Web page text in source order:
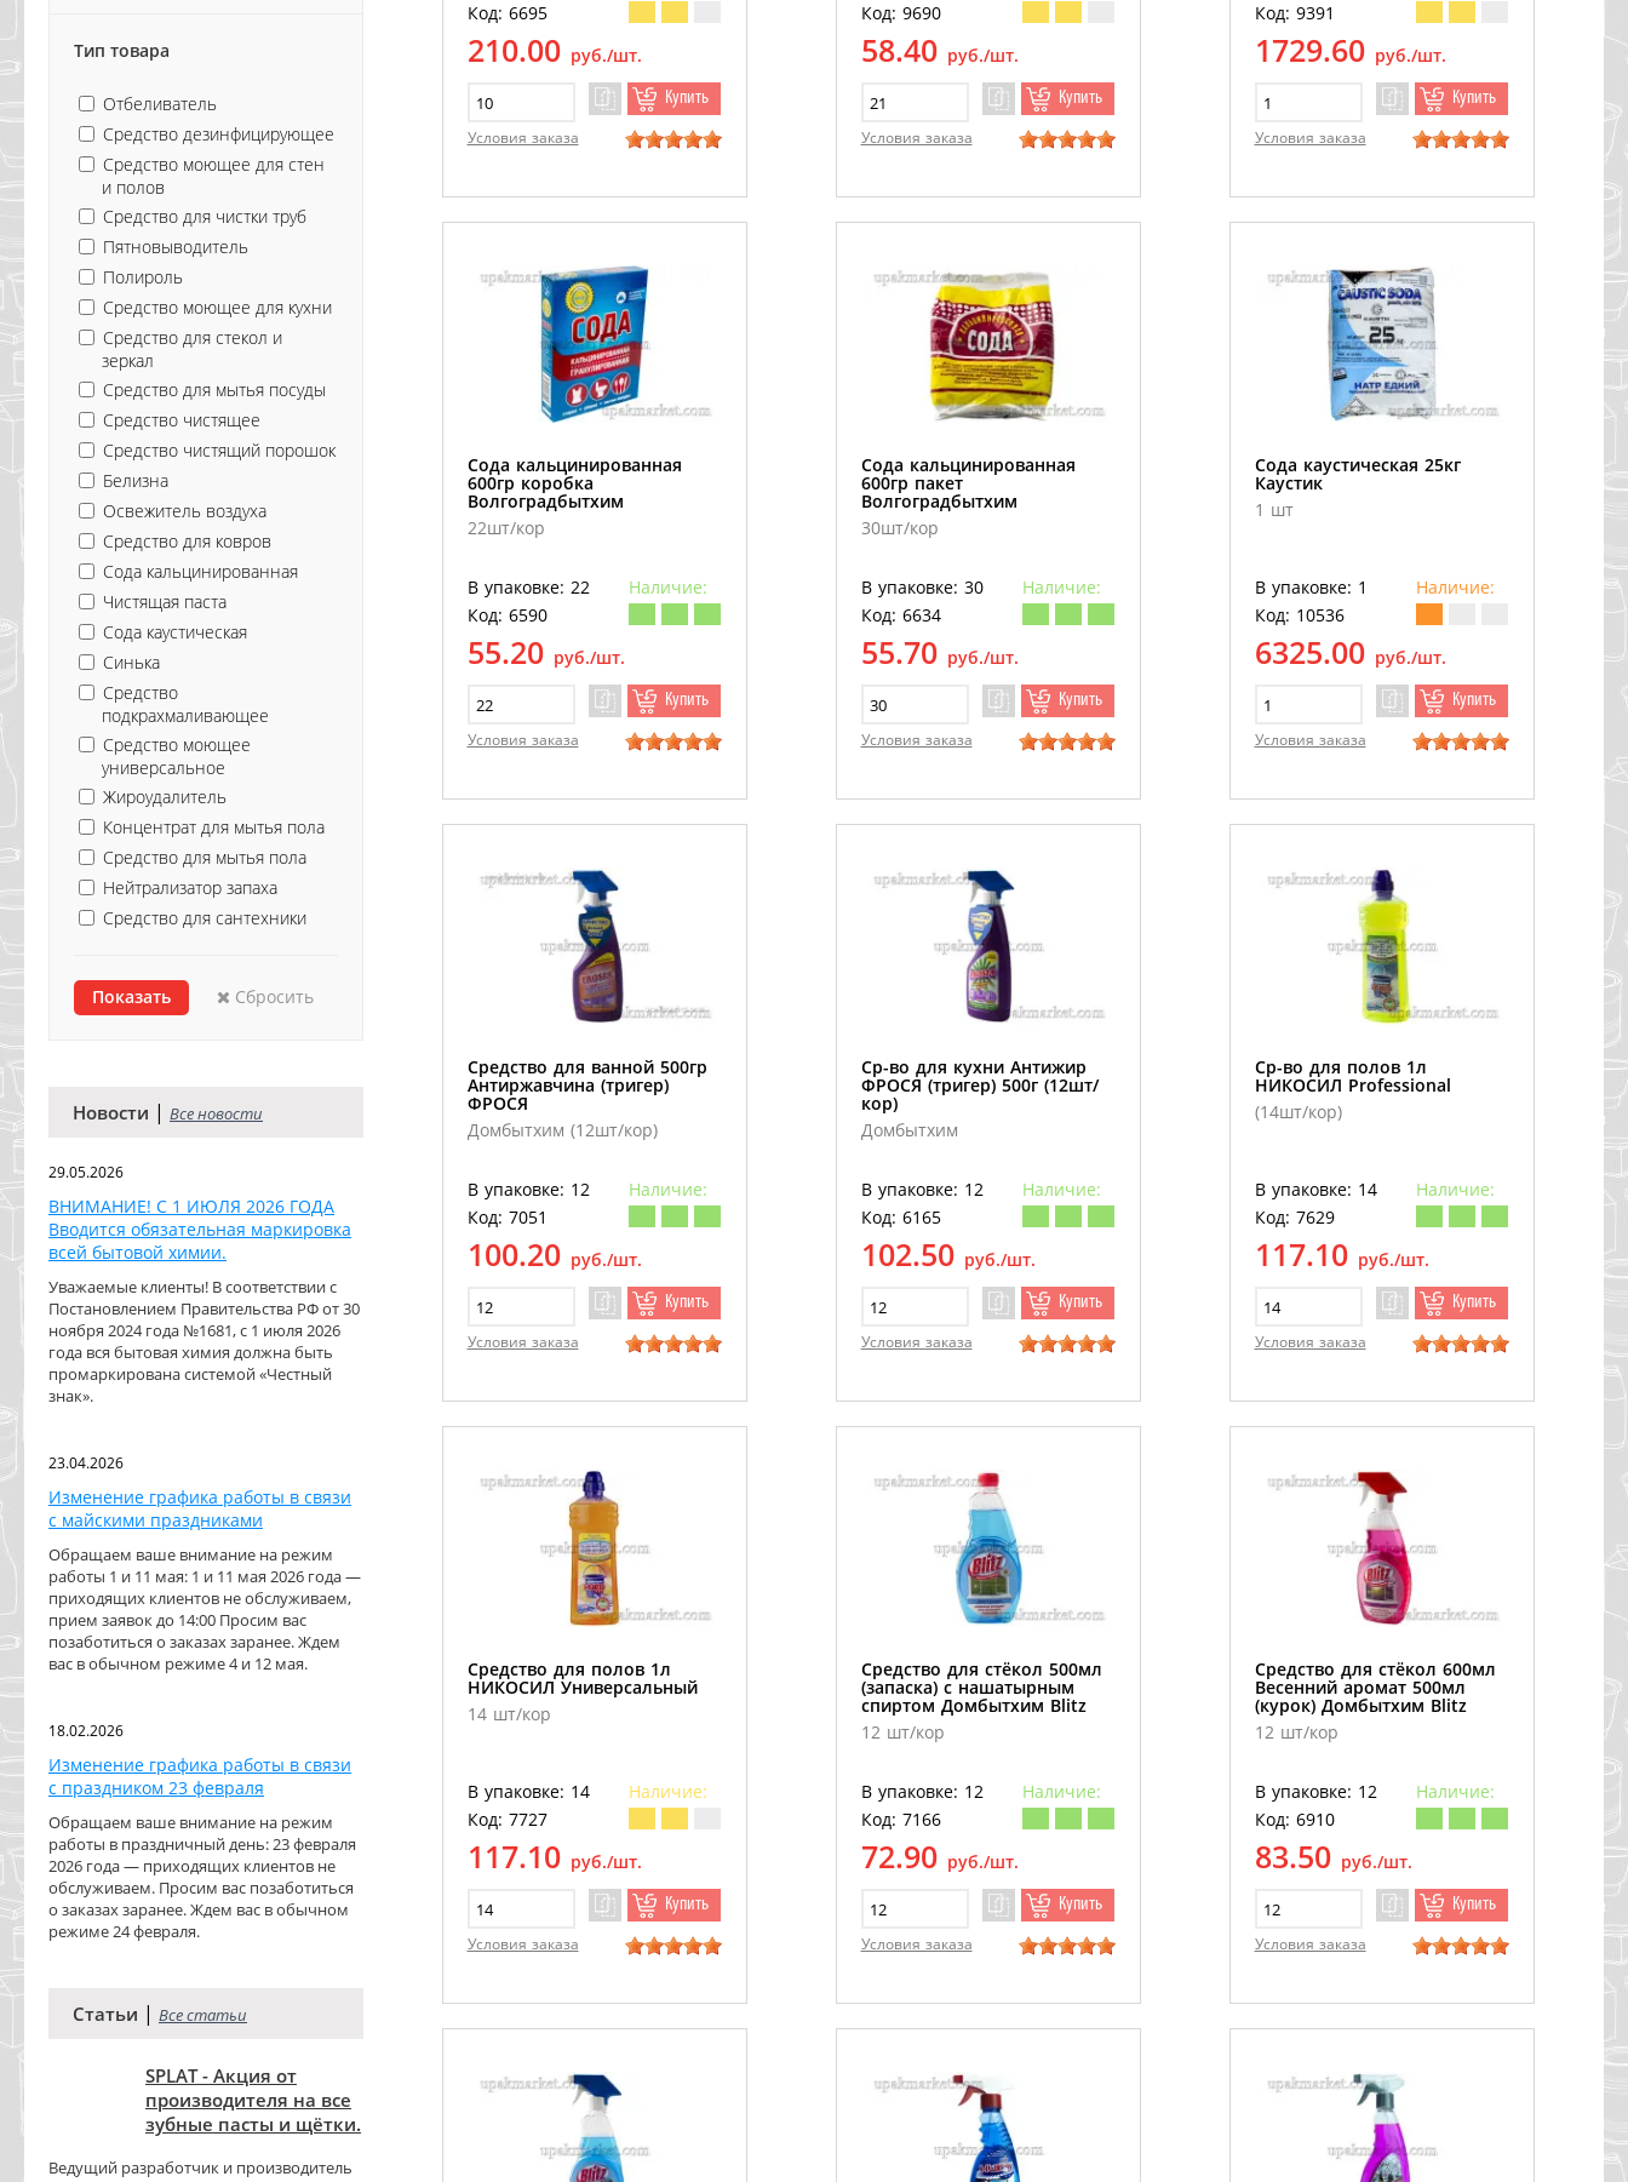
Тип товара
Отбеливатель
Средство дезинфицирующее
Средство моющее для стен
и полов
Средство для чистки труб
Пятновыводитель
Полироль
Средство моющее для кухни
Средство для стекол и
зеркал
Средство для мытья посуды
Средство чистящее
Средство чистящий порошок
Белизна
Освежитель воздуха
Средство для ковров
Сода кальцинированная
Чистящая паста
Сода каустическая
Синька
Средство
подкрахмаливающее
Средство моющее
универсальное
Жироудалитель
Концентрат для мытья пола
Средство для мытья пола
Нейтрализатор запаха
Средство для сантехники
Сбросить
Новости | Все новости
29.05.2026
ВНИМАНИЕ! С 1 ИЮЛЯ 2026 ГОДА
Вводится обязательная маркировка
всей бытовой химии.
Уважаемые клиенты! В соответствии с
Постановлением Правительства РФ от 30
ноября 2024 года №1681, с 1 июля 2026
года вся бытовая химия должна быть
промаркирована системой «Честный
знак».
23.04.2026
Изменение графика работы в связи
с майскими праздниками
Обращаем ваше внимание на режим
работы 1 и 11 мая: 1 и 11 мая 2026 года —
приходящих клиентов не обслуживаем,
прием заявок до 14:00 Просим вас
позаботиться о заказах заранее. Ждем
вас в обычном режиме 4 и 12 мая.
18.02.2026
Изменение графика работы в связи
с праздником 23 февраля
Обращаем ваше внимание на режим
работы в праздничный день: 23 февраля
2026 года — приходящих клиентов не
обслуживаем. Просим вас позаботиться
о заказах заранее. Ждем вас в обычном
режиме 24 февраля.
Статьи | Все статьи
SPLAT - Акция от
производителя на все
зубные пасты и щётки.
Ведущий разработчик и производитель
Код: 6695
210.00 руб./шт.
Купить
Условия заказа
Код: 9690
58.40 руб./шт.
Купить
Условия заказа
Код: 9391
1729.60 руб./шт.
Купить
Условия заказа
Сода кальцинированная
600гр коробка
Волгоградбытхим
22шт/кор
В упаковке: 22
Наличие:
Код: 6590
55.20 руб./шт.
Купить
Условия заказа
Сода кальцинированная
600гр пакет
Волгоградбытхим
30шт/кор
В упаковке: 30
Наличие:
Код: 6634
55.70 руб./шт.
Купить
Условия заказа
Сода каустическая 25кг
Каустик
1 шт
В упаковке: 1
Наличие:
Код: 10536
6325.00 руб./шт.
Купить
Условия заказа
Средство для ванной 500гр
Антиржавчина (тригер)
ФРОСЯ
Домбытхим (12шт/кор)
В упаковке: 12
Наличие:
Код: 7051
100.20 руб./шт.
Купить
Условия заказа
Ср-во для кухни Антижир
ФРОСЯ (тригер) 500г (12шт/
кор)
Домбытхим
В упаковке: 12
Наличие:
Код: 6165
102.50 руб./шт.
Купить
Условия заказа
Cр-во для полов 1л
НИКОСИЛ Professional
(14шт/кор)
В упаковке: 14
Наличие:
Код: 7629
117.10 руб./шт.
Купить
Условия заказа
Cредство для полов 1л
НИКОСИЛ Универсальный
14 шт/кор
В упаковке: 14
Наличие:
Код: 7727
117.10 руб./шт.
Купить
Условия заказа
Средство для стёкол 500мл
(запаска) с нашатырным
спиртом Домбытхим Blitz
12 шт/кор
В упаковке: 12
Наличие:
Код: 7166
72.90 руб./шт.
Купить
Условия заказа
Средство для стёкол 600мл
Весенний аромат 500мл
(курок) Домбытхим Blitz
12 шт/кор
В упаковке: 12
Наличие:
Код: 6910
83.50 руб./шт.
Купить
Условия заказа